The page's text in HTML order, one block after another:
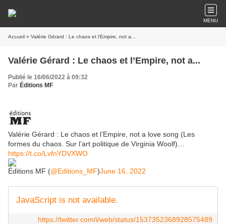
MENU
Accueil » Valérie Gérard : Le chaos et l’Empire, not a...
Valérie Gérard : Le chaos et l’Empire, not a...
Publié le 16/06/2022 à 09:32
Par Éditions MF
Valérie Gérard : Le chaos et l’Empire, not a love song (Les
formes du chaos. Sur l’art politique de Virginia Woolf)…
https://t.co/LvfnYDVXWO
Éditions MF (@Editions_MF)June 16, 2022
JavaScript is not available.
https://twitter.com/i/web/status/1537352368928575489